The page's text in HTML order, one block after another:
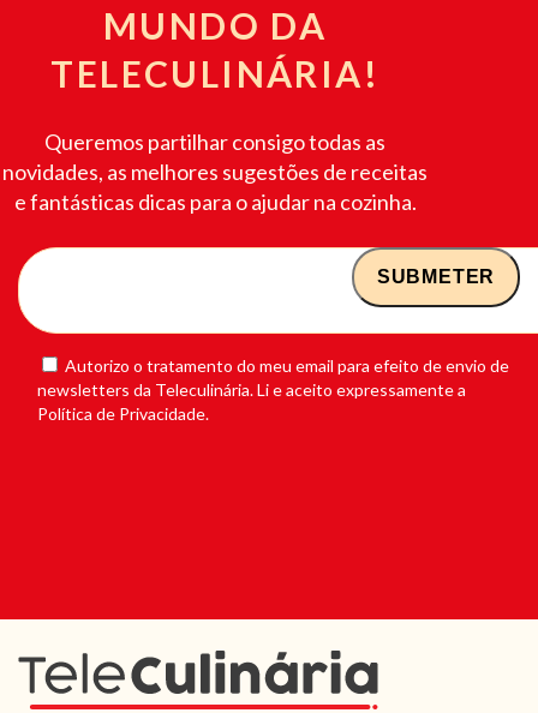
MUNDO DA
TELECULINÁRIA!
Queremos partilhar consigo todas as
novidades, as melhores sugestões de receitas
e fantásticas dicas para o ajudar na cozinha.
Autorizo o tratamento do meu email para efeito de envio de
newsletters da Teleculinária. Li e aceito expressamente a
Política de Privacidade.